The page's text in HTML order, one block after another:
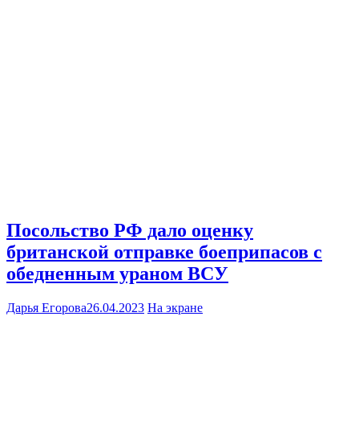
Посольство РФ дало оценку
британской отправке боеприпасов с
обедненным ураном ВСУ
Дарья Егорова26.04.2023 На экране